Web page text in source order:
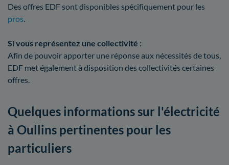
Des offres EDF sont disponibles spécifiquement pour les
pros.
Si vous représentez une collectivité :
Afin de pouvoir apporter une réponse aux nécessités de tous,
EDF met également à disposition des collectivités certaines
offres.
Quelques informations sur l'électricité
à Oullins pertinentes pour les
particuliers